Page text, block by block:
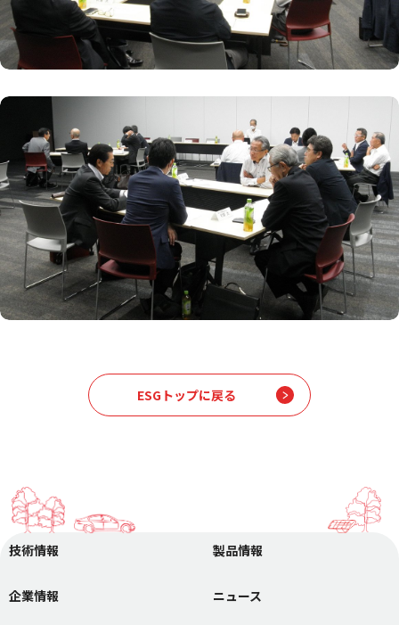
ESGトップに戻る
技術情報 製品情報
企業情報 ニュース